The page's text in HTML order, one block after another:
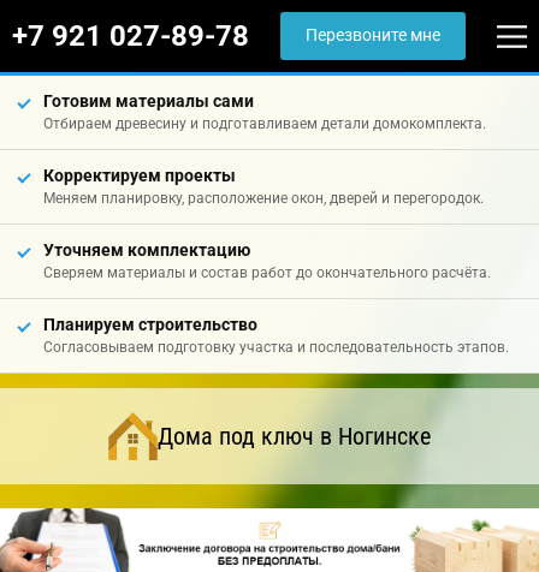
+7 921 027-89-78 Перезвоните мне
Готовим материалы сами
Отбираем древесину и подготавливаем детали домокомплекта.
Корректируем проекты
Меняем планировку, расположение окон, дверей и перегородок.
Уточняем комплектацию
Сверяем материалы и состав работ до окончательного расчёта.
Планируем строительство
Согласовываем подготовку участка и последовательность этапов.
Дома под ключ в Ногинске